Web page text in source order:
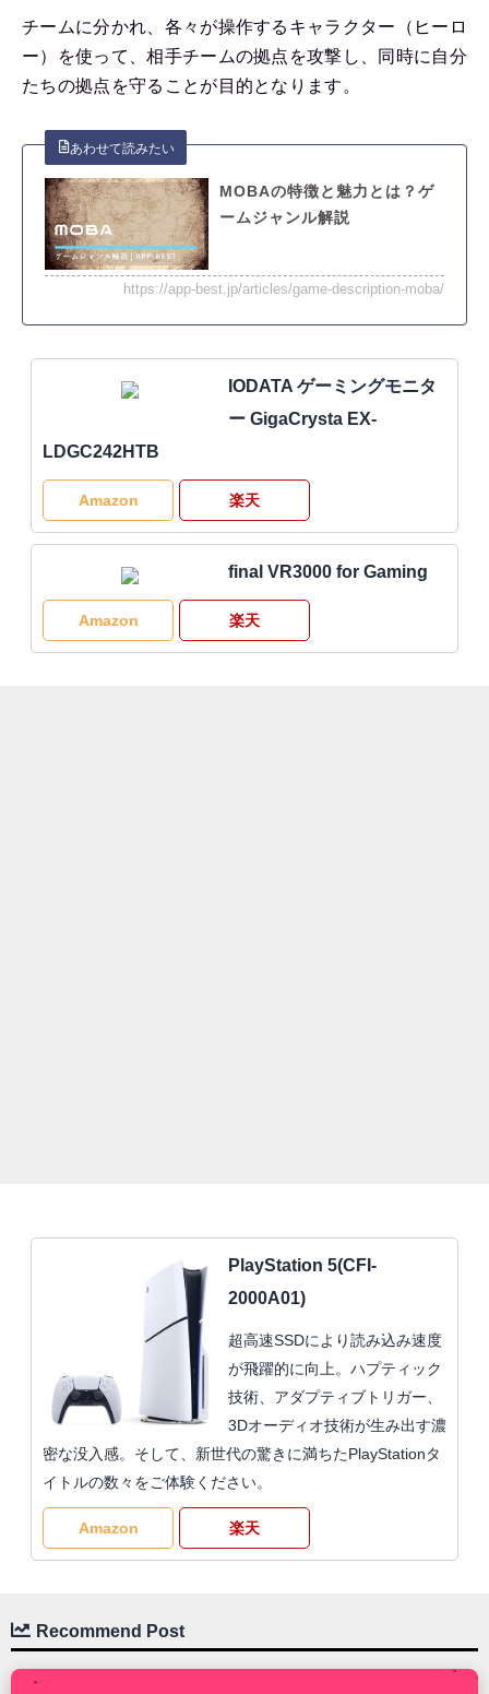
チームに分かれ、各々が操作するキャラクター（ヒーロ
ー）を使って、相手チームの拠点を攻撃し、同時に自分
たちの拠点を守ることが目的となります。
MOBAの特徴と魅力とは？ゲ
ームジャンル解説
https://app-best.jp/articles/game-description-moba/
IODATA ゲーミングモニタ
ー GigaCrysta EX-
LDGC242HTB
Amazon 楽天
final VR3000 for Gaming
Amazon 楽天
PlayStation 5(CFI-
2000A01)
超高速SSDにより読み込み速度
が飛躍的に向上。ハプティック
技術、アダプティブトリガー、
3Dオーディオ技術が生み出す濃
密な没入感。そして、新世代の驚きに満ちたPlayStationタ
イトルの数々をご体験ください。
Amazon 楽天
Recommend Post